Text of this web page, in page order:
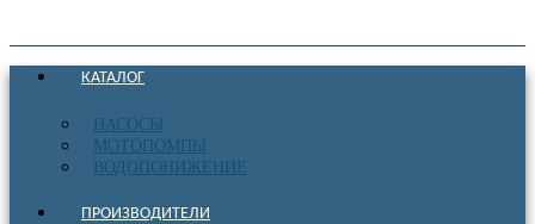
КАТАЛОГ
НАСОСЫ
МОТОПОМПЫ
ВОДОПОНИЖЕНИЕ
ПРОИЗВОДИТЕЛИ